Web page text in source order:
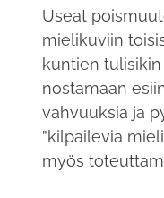
Useat
mielikuviin
kuntien
nostamaan
vahvuuksia ja
”kilpailevia
myös